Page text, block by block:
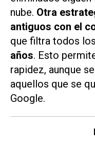
nube. Otra
antiguos con el
que filtra todos
años. Esto
rapidez, aunque
aquellos que se
Google.